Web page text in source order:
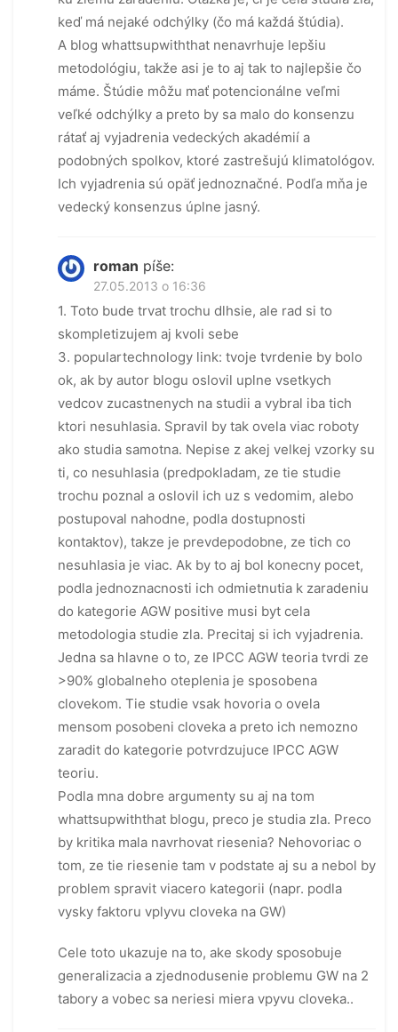
keď má nejaké odchýlky (čo má každá štúdia).
A blog whattsupwiththat nenavrhuje lepšiu
metodológiu, takže asi je to aj tak to najlepšie čo
máme. Štúdie môžu mať potencionálne veľmi
veľké odchýlky a preto by sa malo do konsenzu
rátať aj vyjadrenia vedeckých akadémií a
podobných spolkov, ktoré zastrešujú klimatológov.
Ich vyjadrenia sú opäť jednoznačné. Podľa mňa je
vedecký konsenzus úplne jasný.
roman píše:
27.05.2013 o 16:36
1. Toto bude trvat trochu dlhsie, ale rad si to
skompletizujem aj kvoli sebe
3. populartechnology link: tvoje tvrdenie by bolo
ok, ak by autor blogu oslovil uplne vsetkych
vedcov zucastnenych na studii a vybral iba tich
ktori nesuhlasia. Spravil by tak ovela viac roboty
ako studia samotna. Nepise z akej velkej vzorky su
ti, co nesuhlasia (predpokladam, ze tie studie
trochu poznal a oslovil ich uz s vedomim, alebo
postupoval nahodne, podla dostupnosti
kontaktov), takze je prevdepodobne, ze tich co
nesuhlasia je viac. Ak by to aj bol konecny pocet,
podla jednoznacnosti ich odmietnutia k zaradeniu
do kategorie AGW positive musi byt cela
metodologia studie zla. Precitaj si ich vyjadrenia.
Jedna sa hlavne o to, ze IPCC AGW teoria tvrdi ze
>90% globalneho oteplenia je sposobena
clovekom. Tie studie vsak hovoria o ovela
mensom posobeni cloveka a preto ich nemozno
zaradit do kategorie potvrdzujuce IPCC AGW
teoriu.
Podla mna dobre argumenty su aj na tom
whattsupwiththat blogu, preco je studia zla. Preco
by kritika mala navrhovat riesenia? Nehovoriac o
tom, ze tie riesenie tam v podstate aj su a nebol by
problem spravit viacero kategorii (napr. podla
vysky faktoru vplyvu cloveka na GW)
Cele toto ukazuje na to, ake skody sposobuje
generalizacia a zjednodusenie problemu GW na 2
tabory a vobec sa neriesi miera vpyvu cloveka..